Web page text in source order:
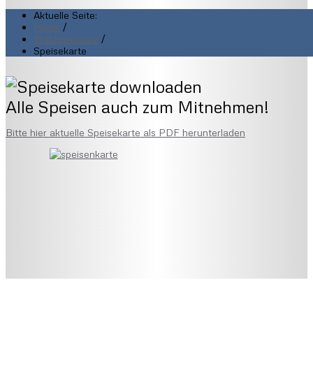
Aktuelle Seite:
Home /
Waldspielplatz /
Speisekarte
Alle Speisen auch zum Mitnehmen!
Bitte hier aktuelle Speisekarte als PDF herunterladen